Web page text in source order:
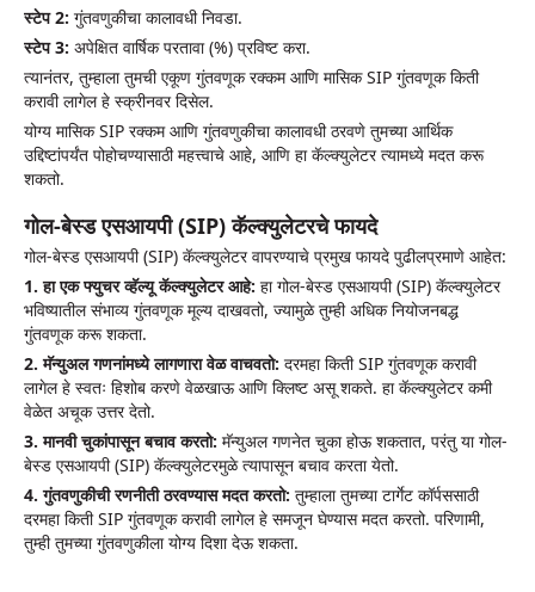
स्टेप 2: गुंतवणुकीचा कालावधी निवडा.
स्टेप 3: अपेक्षित वार्षिक परतावा (%) प्रविष्ट करा.
त्यानंतर, तुम्हाला तुमची एकूण गुंतवणूक रक्कम आणि मासिक SIP गुंतवणूक किती
करावी लागेल हे स्क्रीनवर दिसेल.
योग्य मासिक SIP रक्कम आणि गुंतवणुकीचा कालावधी ठरवणे तुमच्या आर्थिक
उद्दिष्टांपर्यंत पोहोचण्यासाठी महत्त्वाचे आहे, आणि हा कॅल्क्युलेटर त्यामध्ये मदत करू
शकतो.
गोल-बेस्ड एसआयपी (SIP) कॅल्क्युलेटरचे फायदे
गोल-बेस्ड एसआयपी (SIP) कॅल्क्युलेटर वापरण्याचे प्रमुख फायदे पुढीलप्रमाणे आहेत:
1. हा एक फ्युचर व्हॅल्यू कॅल्क्युलेटर आहे: हा गोल-बेस्ड एसआयपी (SIP) कॅल्क्युलेटर
भविष्यातील संभाव्य गुंतवणूक मूल्य दाखवतो, ज्यामुळे तुम्ही अधिक नियोजनबद्ध
गुंतवणूक करू शकता.
2. मॅन्युअल गणनांमध्ये लागणारा वेळ वाचवतो: दरमहा किती SIP गुंतवणूक करावी
लागेल हे स्वतः हिशोब करणे वेळखाऊ आणि क्लिष्ट असू शकते. हा कॅल्क्युलेटर कमी
वेळेत अचूक उत्तर देतो.
3. मानवी चुकांपासून बचाव करतो: मॅन्युअल गणनेत चुका होऊ शकतात, परंतु या गोल-
बेस्ड एसआयपी (SIP) कॅल्क्युलेटरमुळे त्यापासून बचाव करता येतो.
4. गुंतवणुकीची रणनीती ठरवण्यास मदत करतो: तुम्हाला तुमच्या टार्गेट कॉर्पससाठी
दरमहा किती SIP गुंतवणूक करावी लागेल हे समजून घेण्यास मदत करतो. परिणामी,
तुम्ही तुमच्या गुंतवणुकीला योग्य दिशा देऊ शकता.